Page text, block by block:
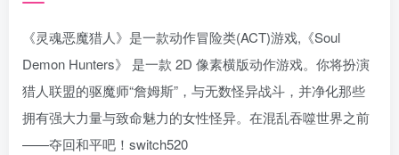
《灵魂恶魔猎人》是一款动作冒险类(ACT)游戏,《Soul
Demon Hunters》 是一款 2D 像素横版动作游戏。你将扮演
猎人联盟的驱魔师“詹姆斯”，与无数怪异战斗，并净化那些
拥有强大力量与致命魅力的女性怪异。在混乱吞噬世界之前
——夺回和平吧！switch520